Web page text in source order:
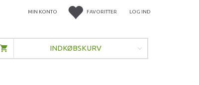
FAVORITTER LOG IND
MIN KONTO
INDKØBSKURV